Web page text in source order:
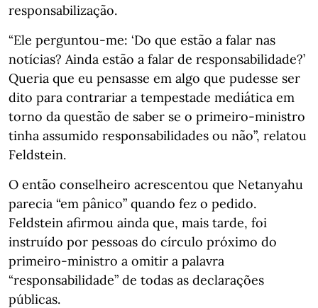
responsabilização.
“Ele perguntou-me: ‘Do que estão a falar nas
notícias? Ainda estão a falar de responsabilidade?’
Queria que eu pensasse em algo que pudesse ser
dito para contrariar a tempestade mediática em
torno da questão de saber se o primeiro-ministro
tinha assumido responsabilidades ou não”, relatou
Feldstein.
O então conselheiro acrescentou que Netanyahu
parecia “em pânico” quando fez o pedido.
Feldstein afirmou ainda que, mais tarde, foi
instruído por pessoas do círculo próximo do
primeiro-ministro a omitir a palavra
“responsabilidade” de todas as declarações
públicas.